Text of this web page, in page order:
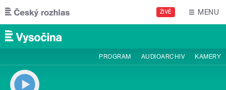
Přejít k hlavnímu obsahu
ŽIVĚ MENU
PROGRAM AUDIOARCHIV KAMERY